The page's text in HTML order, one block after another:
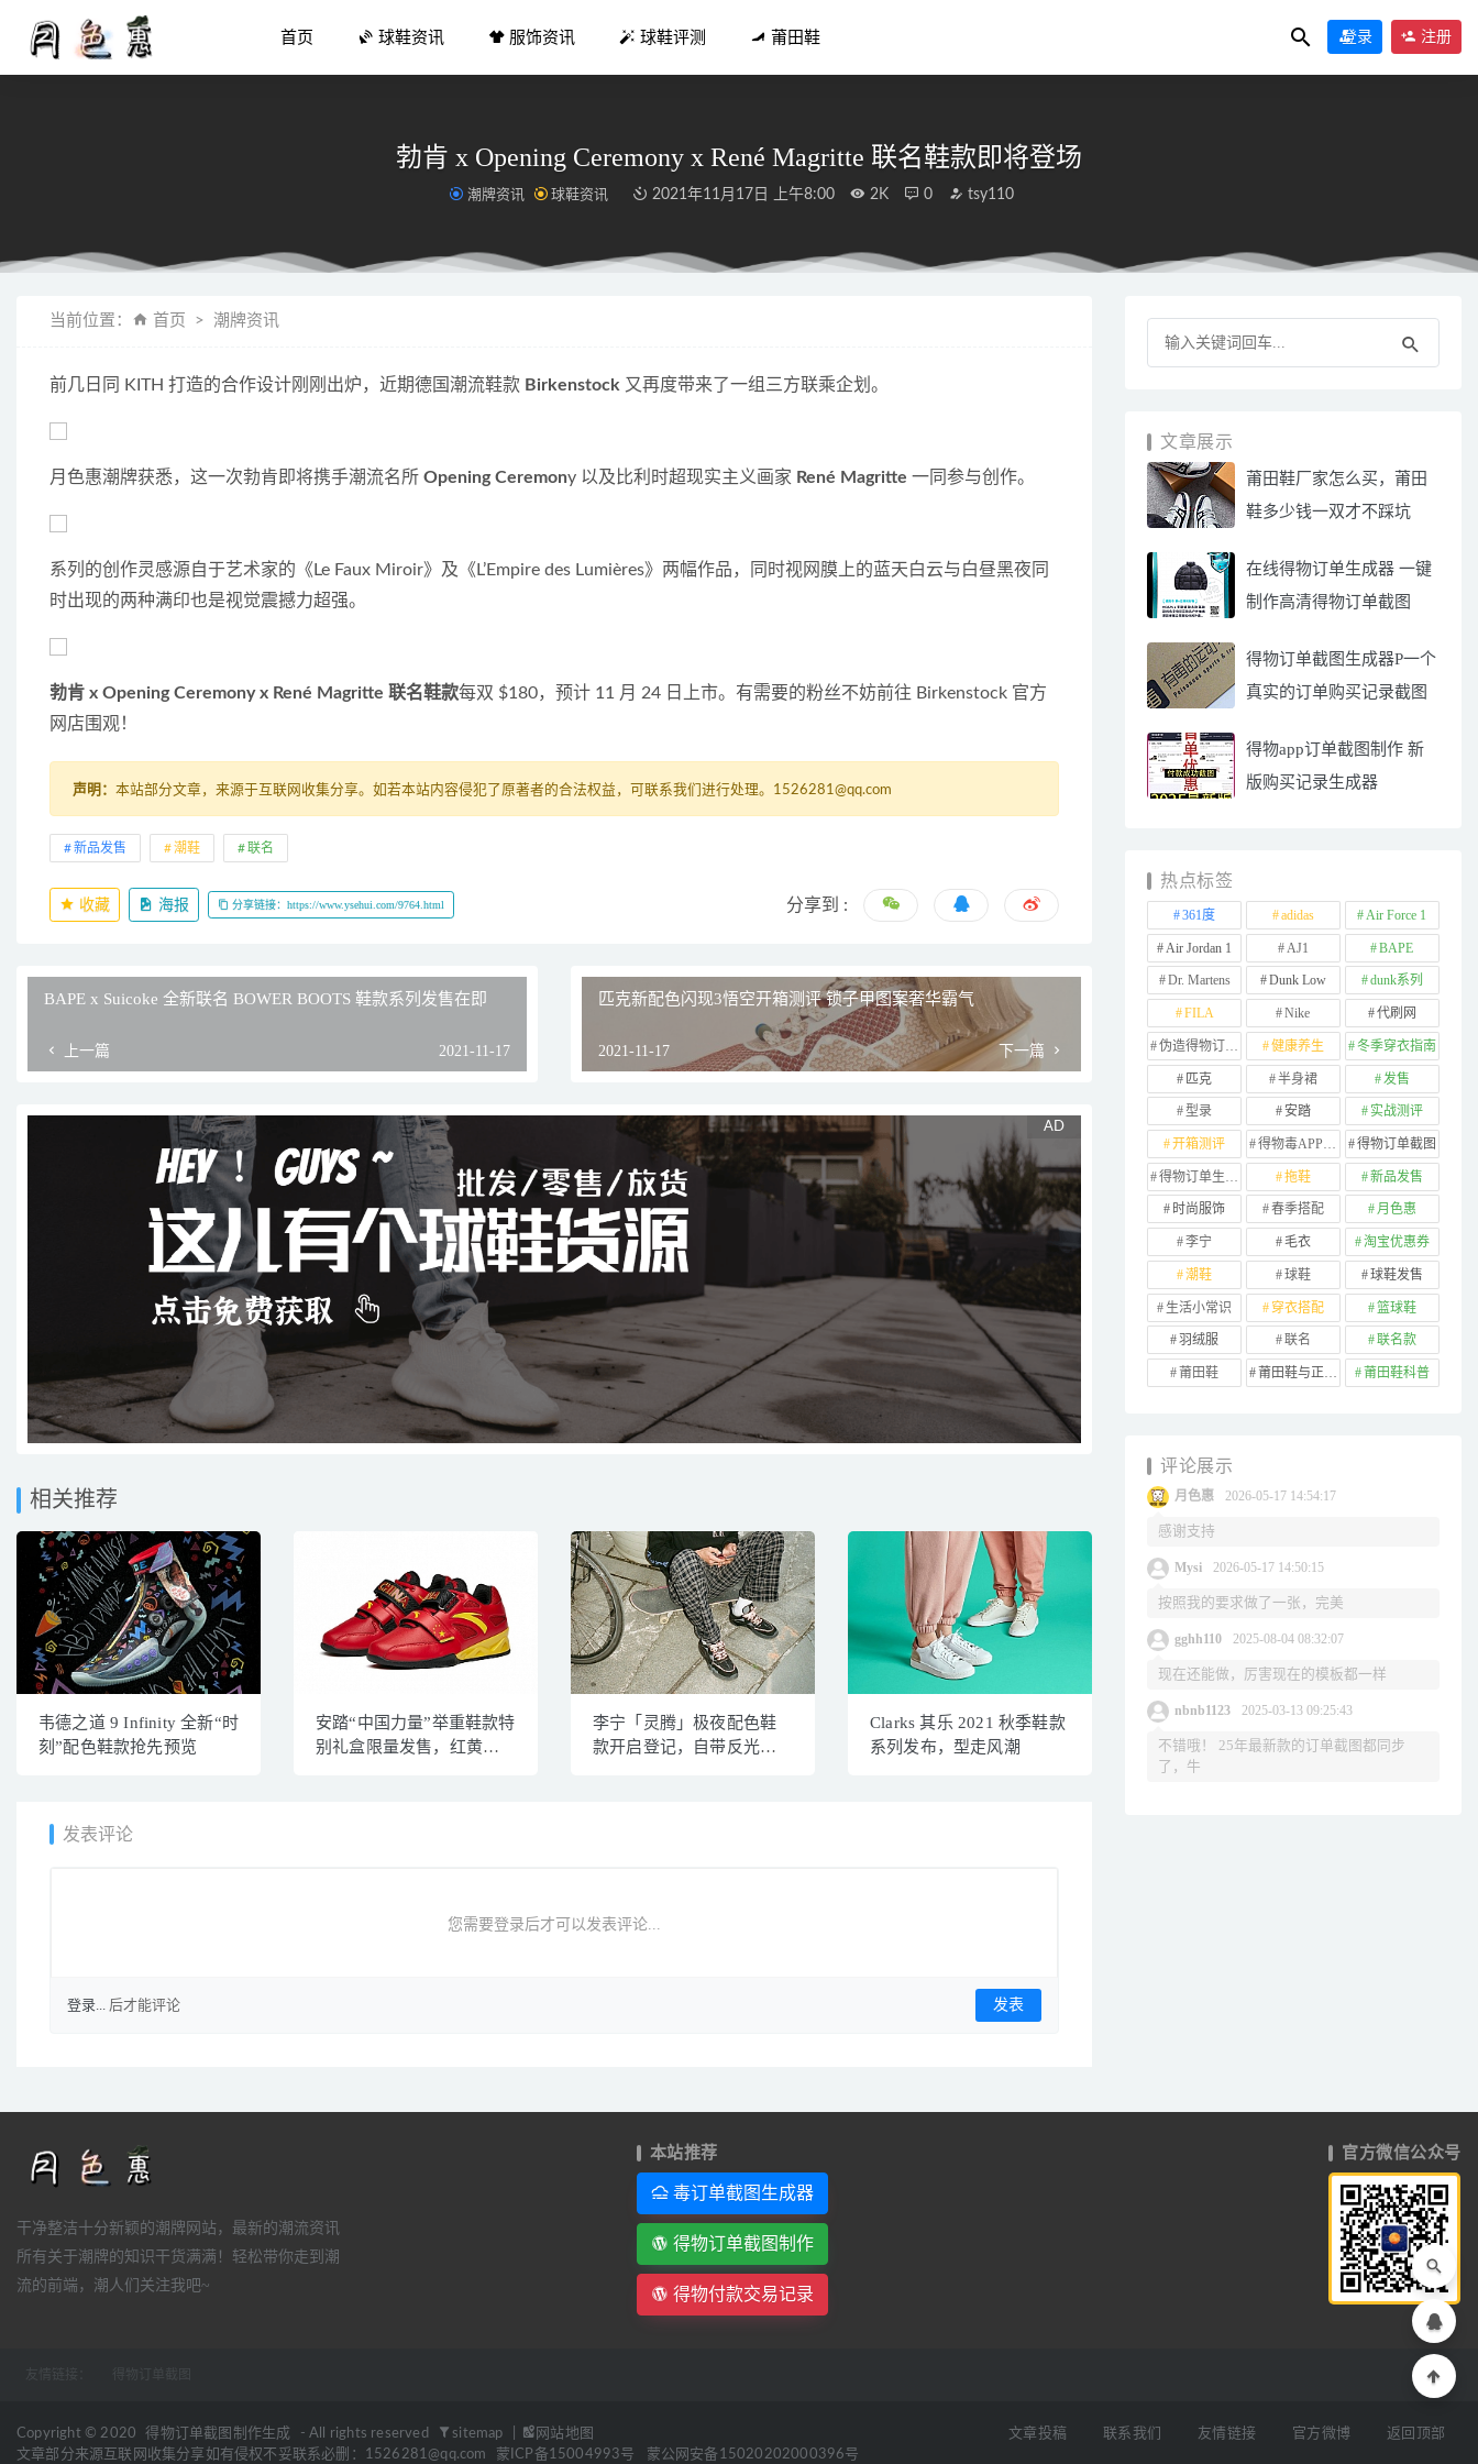
首页 球鞋资讯 服饰资讯 球鞋评测 莆田鞋 登录 注册
勃肯 x Opening Ceremony x René Magritte 联名鞋款即将登场
潮牌资讯 球鞋资讯 2021年11月17日 上午8:00 2K 0 tsy110
当前位置： 首页 潮牌资讯
前几日同 KITH 打造的合作设计刚刚出炉，近期德国潮流鞋款 Birkenstock 又再度带来了一组三方联乘企划。
月色惠潮牌获悉，这一次勃肯即将携手潮流名所 Opening Ceremony 以及比利时超现实主义画家 René Magritte 一同参与创作。
系列的创作灵感源自于艺术家的《Le Faux Miroir》及《L’Empire des Lumières》两幅作品，同时视网膜上的蓝天白云与白昼黑夜同
时出现的两种满印也是视觉震撼力超强。
勃肯 x Opening Ceremony x René Magritte 联名鞋款每双 $180，预计 11 月 24 日上市。有需要的粉丝不妨前往 Birkenstock 官方
网店围观！
声明： 本站部分文章，来源于互联网收集分享。如若本站内容侵犯了原著者的合法权益，可联系我们进行处理。1526281@qq.com
新品发售 潮鞋 联名
收藏 海报 分享链接：https://www.ysehui.com/9764.html 分享到 :
BAPE x Suicoke 全新联名 BOWER BOOTS 鞋款系列发售在即
上一篇 2021-11-17
匹克新配色闪现3悟空开箱测评 锁子甲图案奢华霸气
2021-11-17 下一篇
相关推荐
韦德之道 9 Infinity 全新“时
刻”配色鞋款抢先预览
安踏“中国力量”举重鞋款特
别礼盒限量发售，红黄装
李宁「灵腾」极夜配色鞋
款开启登记，自带反光效
Clarks 其乐 2021 秋季鞋款
系列发布，型走风潮
发表评论
您需要登录后才可以发表评论...
登录... 后才能评论
文章展示
莆田鞋厂家怎么买，莆田
鞋多少钱一双才不踩坑
在线得物订单生成器 一键
制作高清得物订单截图
得物订单截图生成器P一个
真实的订单购买记录截图
得物app订单截图制作 新
版购买记录生成器
热点标签
361度 adidas Air Force 1
Air Jordan 1 AJ1 BAPE
Dr. Martens Dunk Low dunk系列
FILA Nike 代刷网
伪造得物订单截图 健康养生 冬季穿衣指南
匹克 半身裙 发售
型录 安踏 实战测评
开箱测评 得物毒APP订单 得物订单截图
得物订单生成器 拖鞋 新品发售
时尚服饰 春季搭配 月色惠
李宁 毛衣 淘宝优惠券
潮鞋 球鞋 球鞋发售
生活小常识 穿衣搭配 篮球鞋
羽绒服 联名 联名款
莆田鞋 莆田鞋与正品对比 莆田鞋科普
评论展示
月色惠 2026-05-17 14:54:17
感谢支持
Mysi 2026-05-17 14:50:15
按照我的要求做了一张，完美
gghh110 2025-08-04 08:32:07
现在还能做，厉害现在的模板都一样
nbnb1123 2025-03-13 09:25:43
不错哦！ 25年最新款的订单截图都同步
了，牛
干净整洁十分新颖的潮牌网站，最新的潮流资讯
所有关于潮牌的知识干货满满！轻松带你走到潮
流的前端，潮人们关注我吧~
本站推荐
毒订单截图生成器
得物订单截图制作
得物付款交易记录
官方微信公众号
友情链接：
Copyright © 2020 得物订单截图制作生成 - All rights reserved sitemap
网站地图
文章部分来源互联网收集分享如有侵权不妥联系必删：1526281@qq.com
蒙ICP备15004993号 蒙公网安备15020202000396号
文章投稿 联系我们 友情链接 官方微博 返回顶部